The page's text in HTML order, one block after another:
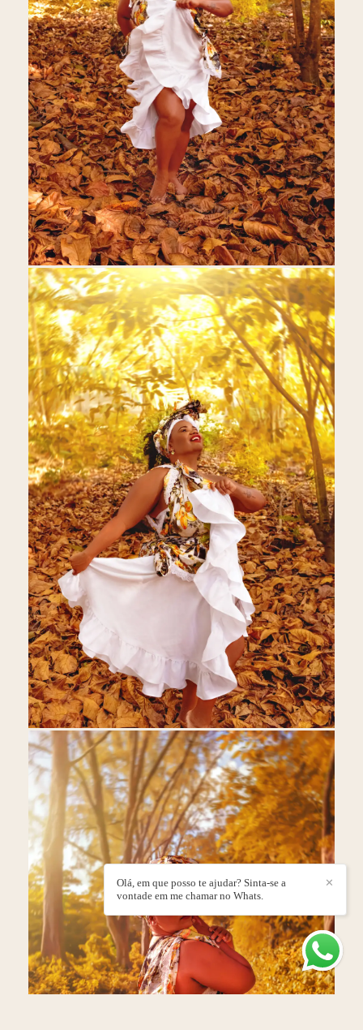
✕
Olá, em que posso te ajudar? Sinta-se a
vontade em me chamar no Whats.